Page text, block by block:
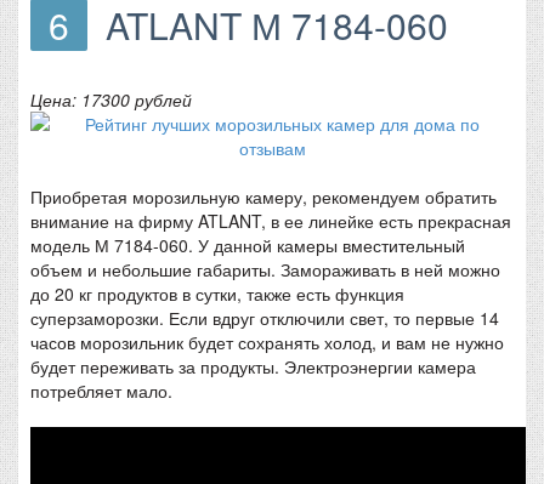
6 ATLANT М 7184-060
Цена: 17300 рублей
Приобретая морозильную камеру, рекомендуем обратить
внимание на фирму ATLANT, в ее линейке есть прекрасная
модель М 7184-060. У данной камеры вместительный
объем и небольшие габариты. Замораживать в ней можно
до 20 кг продуктов в сутки, также есть функция
суперзаморозки. Если вдруг отключили свет, то первые 14
часов морозильник будет сохранять холод, и вам не нужно
будет переживать за продукты. Электроэнергии камера
потребляет мало.